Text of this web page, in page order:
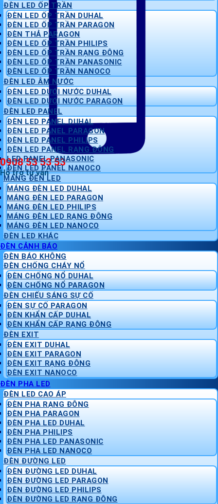
0908 53 53 53
Hỗ trợ tư vấn
ĐÈN LED ỐP TRẦN
ĐÈN LED ỐP TRẦN DUHAL
ĐÈN LED ỐP TRẦN PARAGON
ĐÈN THẢ PARAGON
ĐÈN LED ỐP TRẦN PHILIPS
ĐÈN LED ỐP TRẦN RẠNG ĐÔNG
ĐÈN LED ỐP TRẦN PANASONIC
ĐÈN LED ỐP TRẦN NANOCO
ĐÈN LED ÂM NƯỚC
ĐÈN LED DƯỚI NƯỚC DUHAL
ĐÈN LED DƯỚI NƯỚC PARAGON
ĐÈN LED PANEL
ĐÈN LED PANEL DUHAL
ĐÈN LED PANEL PARAGON
ĐÈN LED PANEL PHILIPS
ĐÈN LED PANEL RẠNG ĐÔNG
LED PANEL PANASONIC
ĐÈN LED PANEL NANOCO
MÁNG ĐÈN LED
MÁNG ĐÈN LED DUHAL
MÁNG ĐÈN LED PARAGON
MÁNG ĐÈN LED PHILIPS
MÁNG ĐÈN LED RẠNG ĐÔNG
MÁNG ĐÈN LED NANOCO
ĐÈN LED KHÁC
ĐÈN CẢNH BÁO
ĐÈN BÁO KHÔNG
ĐÈN CHỐNG CHÁY NỔ
ĐÈN CHỐNG NỔ DUHAL
ĐÈN CHỐNG NỔ PARAGON
ĐÈN CHIẾU SÁNG SỰ CỐ
ĐÈN SỰ CỐ PARAGON
ĐÈN KHẨN CẤP DUHAL
ĐÈN KHẨN CẤP RẠNG ĐÔNG
ĐÈN EXIT
ĐÈN EXIT DUHAL
ĐÈN EXIT PARAGON
ĐÈN EXIT RẠNG ĐÔNG
ĐÈN EXIT NANOCO
ĐÈN PHA LED
ĐÈN LED CAO ÁP
ĐÈN PHA RẠNG ĐÔNG
ĐÈN PHA PARAGON
ĐÈN PHA LED DUHAL
ĐÈN PHA PHILIPS
ĐÈN PHA LED PANASONIC
ĐÈN PHA LED NANOCO
ĐÈN ĐƯỜNG LED
ĐÈN ĐƯỜNG LED DUHAL
ĐÈN ĐƯỜNG LED PARAGON
ĐÈN ĐƯỜNG LED PHILIPS
ĐÈN ĐƯỜNG LED RẠNG ĐÔNG